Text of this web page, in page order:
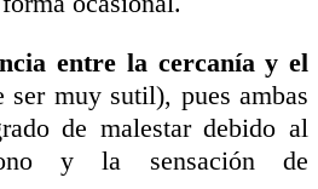
entre la cercanía y el
ser muy sutil), pues ambas
de malestar debido al
y la sensación de